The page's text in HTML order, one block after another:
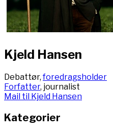
Kjeld Hansen
Debattør,foredragsholder
Forfatter, journalist
Mail til Kjeld Hansen
Kategorier